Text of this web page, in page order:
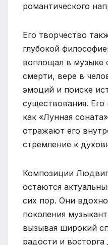
романтического
Его творчество
глубокой
воплощал в музыке
смерти, вере в
эмоций и поиске
существования. Его
как «Лунная
отражают его
стремление к
Композиции
остаются
сих пор. Они
поколения
вызывая широкий
радости и восторга